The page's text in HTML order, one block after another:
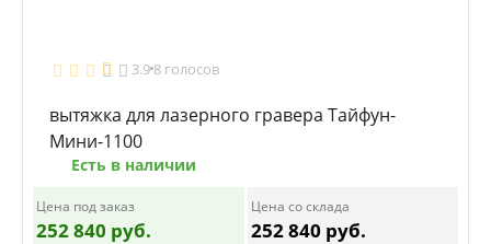
3.9 8 голосов
вытяжка для лазерного гравера Тайфун-
Мини-1100
Есть в наличии
Цена под заказ
252 840 руб.
Цена со склада
252 840 руб.